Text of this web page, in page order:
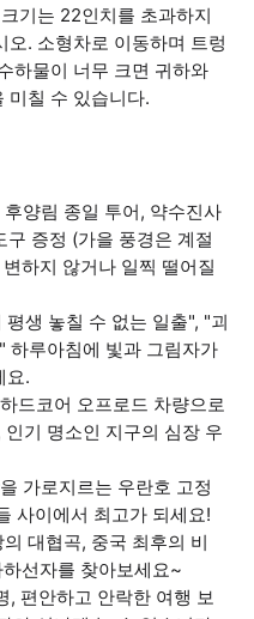
기는 22인치를 초과하지
오. 소형차로 이동하며 트렁
하물이 너무 크면 귀하와
미칠 수 있습니다.
양림 종일 투어, 약수진사
증정 (가을 풍경은 계절
하지 않거나 일찍 떨어질
생 놓칠 수 없는 일출", "괴
하루아침에 빛과 그림자가
요.
드코어 오프로드 차량으로
기 명소인 지구의 심장 우
가로지르는 우란호 고정
사이에서 최고가 되세요!
대협곡, 중국 최후의 비
선자를 찾아보세요~
편안하고 안락한 여행 보